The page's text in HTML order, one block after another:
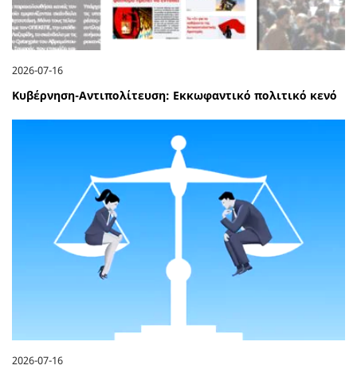
2026-07-16
Κυβέρνηση-Αντιπολίτευση: Εκκωφαντικό πολιτικό κενό
2026-07-16